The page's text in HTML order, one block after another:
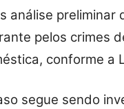
análise preliminar
pelos crimes
conforme a
segue sendo